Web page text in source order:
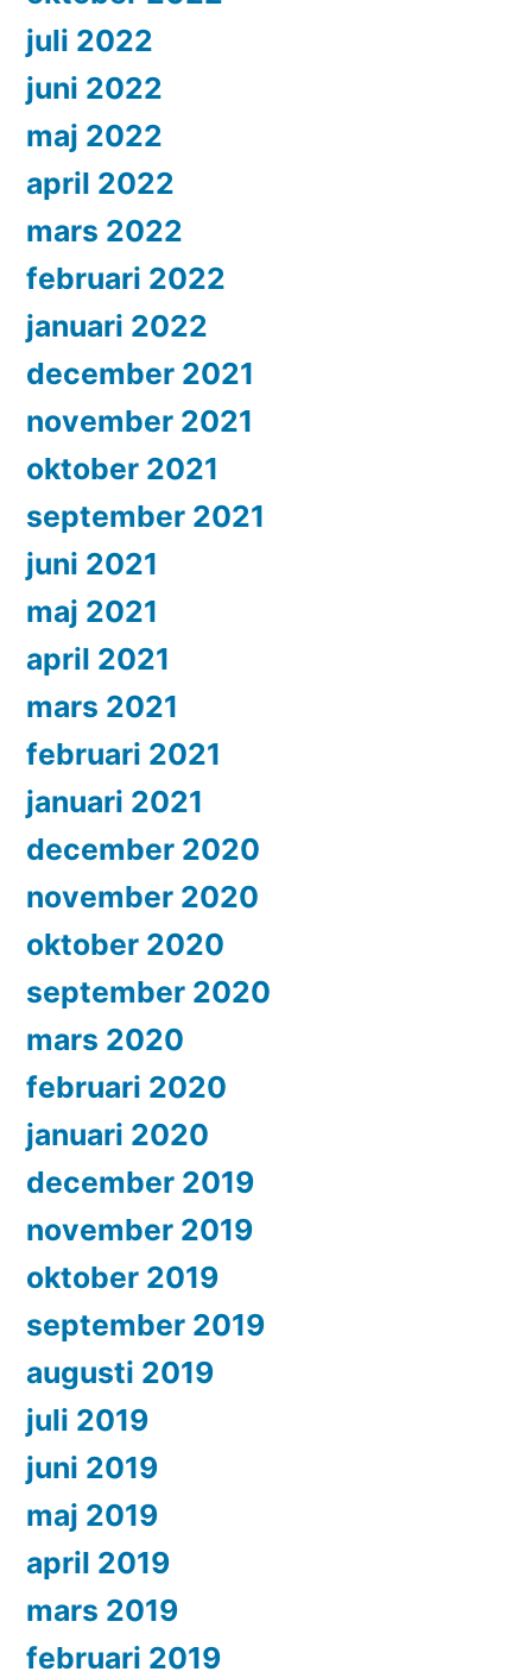
juli 2022
juni 2022
maj 2022
april 2022
mars 2022
februari 2022
januari 2022
december 2021
november 2021
oktober 2021
september 2021
juni 2021
maj 2021
april 2021
mars 2021
februari 2021
januari 2021
december 2020
november 2020
oktober 2020
september 2020
mars 2020
februari 2020
januari 2020
december 2019
november 2019
oktober 2019
september 2019
augusti 2019
juli 2019
juni 2019
maj 2019
april 2019
mars 2019
februari 2019